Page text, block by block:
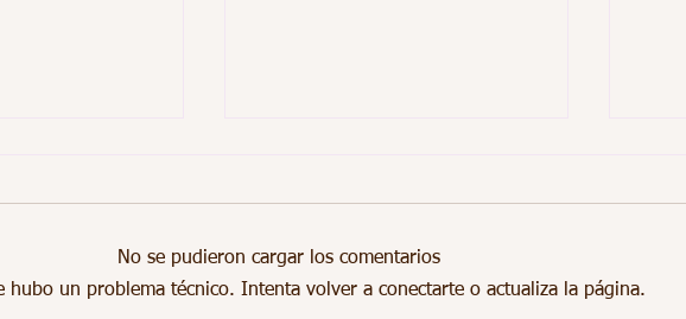
No se pudieron cargar los comentarios
hubo un problema técnico. Intenta volver a conectarte o actualiza la página.